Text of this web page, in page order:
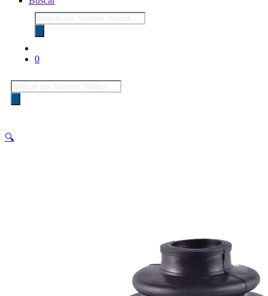
Búsqueda
de
productos
0
Búsqueda
de
productos
🔍